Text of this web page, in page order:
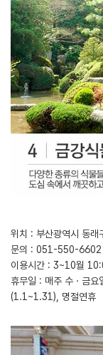
위치 : 부산광역시 동
문의 : 051-550-6602
이용시간 : 3~10월
휴무일 : 매주 수ㆍ금
(1.1~1.31), 명절연휴